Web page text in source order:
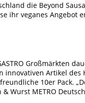
die Beyond
ihr veganes Angebot
Artikel
10er Pack.
Wurst METRO